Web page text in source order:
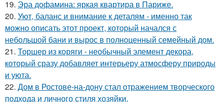
19. Эра дофамина: яркая квартира в Париже.
20. Уют, баланс и внимание к деталям - именно так
можно описать этот проект, который начался с
небольшой бани и вырос в полноценный семейный дом.
21. Торшер из коряги - необычный элемент декора,
который сразу добавляет интерьеру атмосферу природы
и уюта.
22. Дом в Ростове-на-дону стал отражением творческого
подхода и личного стиля хозяйки.